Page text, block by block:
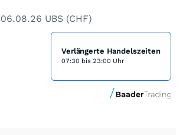
06.08.26 UBS (CHF)
Verlängerte Handelszeiten
07:30 bis 23:00 Uhr